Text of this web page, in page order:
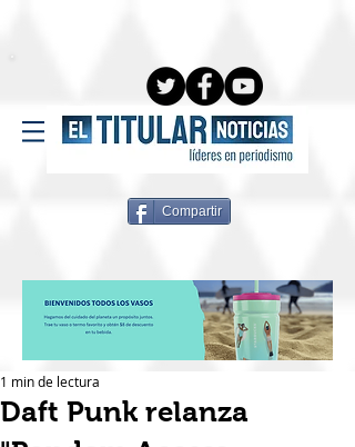
Compartir
Daft Punk relanza
1 min de lectura